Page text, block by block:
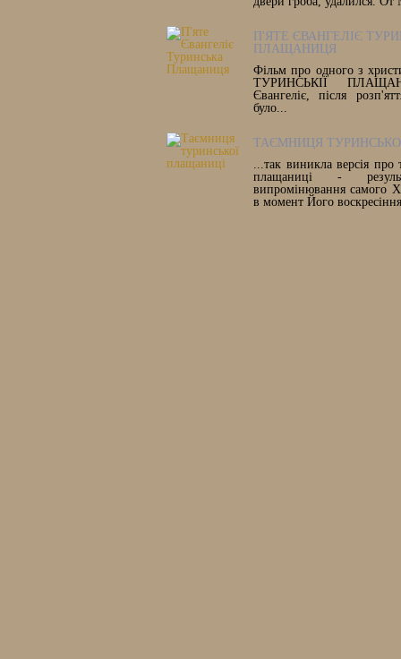
П'ЯТЕ ЄВАНГЕЛІЄ
ПЛАЩАНИЦЯ
Фільм про одного з
ТУРИНСЬКІЇ
Євангеліє, після
було...
ТАЄМНИЦЯ
...так виникла версія
плащаниці -
випромінювання самого
в момент Його